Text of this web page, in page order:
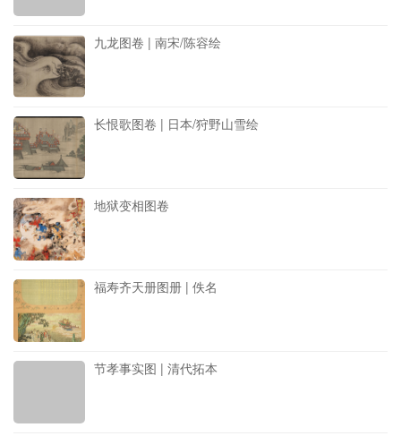
九龙图卷 | 南宋/陈容绘
长恨歌图卷 | 日本/狩野山雪绘
地狱变相图卷
福寿齐天册图册 | 佚名
节孝事实图 | 清代拓本